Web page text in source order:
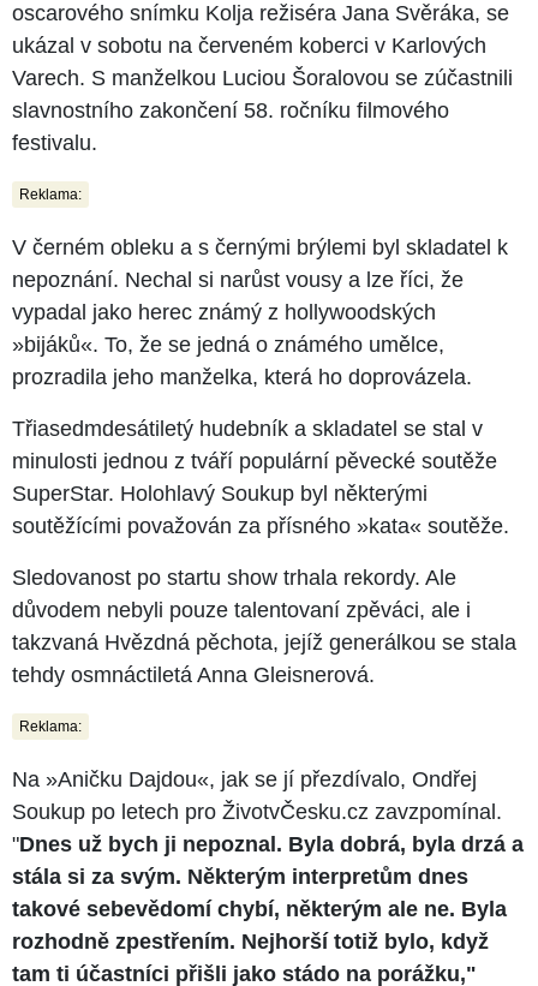
oscarového snímku Kolja režiséra Jana Svěráka, se
ukázal v sobotu na červeném koberci v Karlových
Varech. S manželkou Luciou Šoralovou se zúčastnili
slavnostního zakončení 58. ročníku filmového
festivalu.
Reklama:
V černém obleku a s černými brýlemi byl skladatel k
nepoznání. Nechal si narůst vousy a lze říci, že
vypadal jako herec známý z hollywoodských
»bijáků«. To, že se jedná o známého umělce,
prozradila jeho manželka, která ho doprovázela.
Třiasedmdesátiletý hudebník a skladatel se stal v
minulosti jednou z tváří populární pěvecké soutěže
SuperStar. Holohlavý Soukup byl některými
soutěžícími považován za přísného »kata« soutěže.
Sledovanost po startu show trhala rekordy. Ale
důvodem nebyli pouze talentovaní zpěváci, ale i
takzvaná Hvězdná pěchota, jejíž generálkou se stala
tehdy osmnáctiletá Anna Gleisnerová.
Reklama:
Na »Aničku Dajdou«, jak se jí přezdívalo, Ondřej
Soukup po letech pro ŽivotvČesku.cz zavzpomínal.
"Dnes už bych ji nepoznal. Byla dobrá, byla drzá a
stála si za svým. Některým interpretům dnes
takové sebevědomí chybí, některým ale ne. Byla
rozhodně zpestřením. Nejhorší totiž bylo, když
tam ti účastníci přišli jako stádo na porážku,"